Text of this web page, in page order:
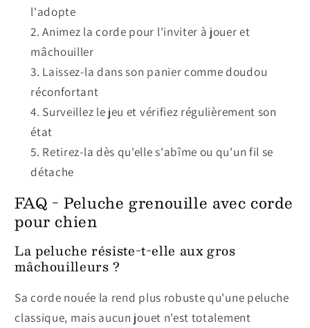
l'adopte
Animez la corde pour l'inviter à jouer et
mâchouiller
Laissez-la dans son panier comme doudou
réconfortant
Surveillez le jeu et vérifiez régulièrement son
état
Retirez-la dès qu'elle s'abîme ou qu'un fil se
détache
FAQ - Peluche grenouille avec corde
pour chien
La peluche résiste-t-elle aux gros
mâchouilleurs ?
Sa corde nouée la rend plus robuste qu'une peluche
classique, mais aucun jouet n'est totalement